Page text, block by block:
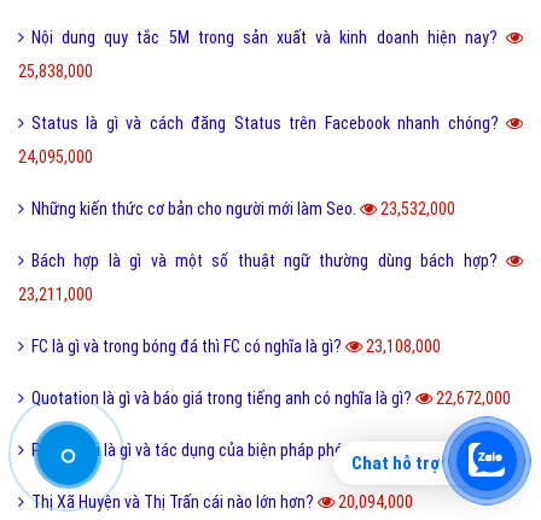
Nội dung quy tắc 5M trong sản xuất và kinh doanh hiện nay?
25,838,000
Status là gì và cách đăng Status trên Facebook nhanh chóng?
24,095,000
Những kiến thức cơ bản cho người mới làm Seo. 23,532,000
Bách hợp là gì và một số thuật ngữ thường dùng bách hợp?
23,211,000
FC là gì và trong bóng đá thì FC có nghĩa là gì? 23,108,000
Quotation là gì và báo giá trong tiếng anh có nghĩa là gì? 22,672,000
Phóng đại là gì và tác dụng của biện pháp phóng đại? 20,209,000
Thị Xã Huyện và Thị Trấn cái nào lớn hơn? 20,094,000
Chat hỗ trợ